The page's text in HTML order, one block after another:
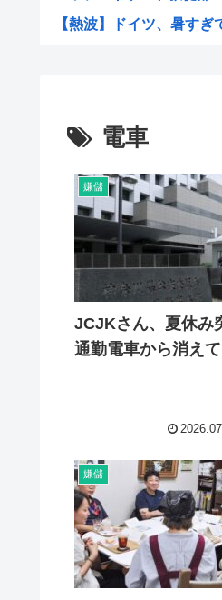
【熱波】ドイツ、暑す
米農家「60kg作って1
3大もらって困るもの「
【画像】 松屋、食器の仕
GACKTや小沢仁志の「
【参政党】神谷代表、
【速報】NHK職員が番
ホリエモン「面接でさ
【衝撃】れいわ新選組
【画像】能年玲奈さん、
台風15号「チャンホン
【速報】北海道江別大
【悲報】内田りこ「社
電車
嫌儲
JCJKさん、夏休み
通勤電車から消え
嫌儲